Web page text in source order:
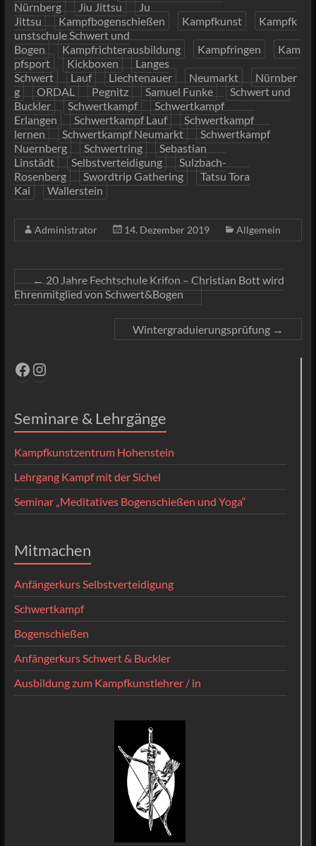
Nürnberg
Jiu Jittsu
Ju
Jittsu
Kampfbogenschießen Kampfkunst
Kampfk
unstschule Schwert und
Bogen
Kampfrichterausbildung Kampfringen
Kam
pfsport
Kickboxen
Langes
Schwert
Lauf Liechtenauer Neumarkt
Nürnber
g
ORDAL Pegnitz Samuel Funke
Schwert und
Buckler
Schwertkampf
Schwertkampf
Erlangen
Schwertkampf Lauf
Schwertkampf
lernen
Schwertkampf Neumarkt
Schwertkampf
Nuernberg
Schwertring
Sebastian
Linstädt
Selbstverteidigung
Sulzbach-
Rosenberg
Swordtrip Gathering
Tatsu Tora
Kai
Wallerstein
Administrator 14. Dezember 2019 Allgemein
←20 Jahre Fechtschule Krifon – Christian Bott wird
Ehrenmitglied von Schwert&Bogen
Wintergraduierungsprüfung →
Facebook
Instagram
Seminare & Lehrgänge
Kampfkunstzentrum Hohenstein
Lehrgang Kampf mit der Sichel
Seminar „Meditatives Bogenschießen und Yoga“
Mitmachen
Anfängerkurs Selbstverteidigung
Schwertkampf
Bogenschießen
Anfängerkurs Schwert & Buckler
Ausbildung zum Kampfkunstlehrer / in